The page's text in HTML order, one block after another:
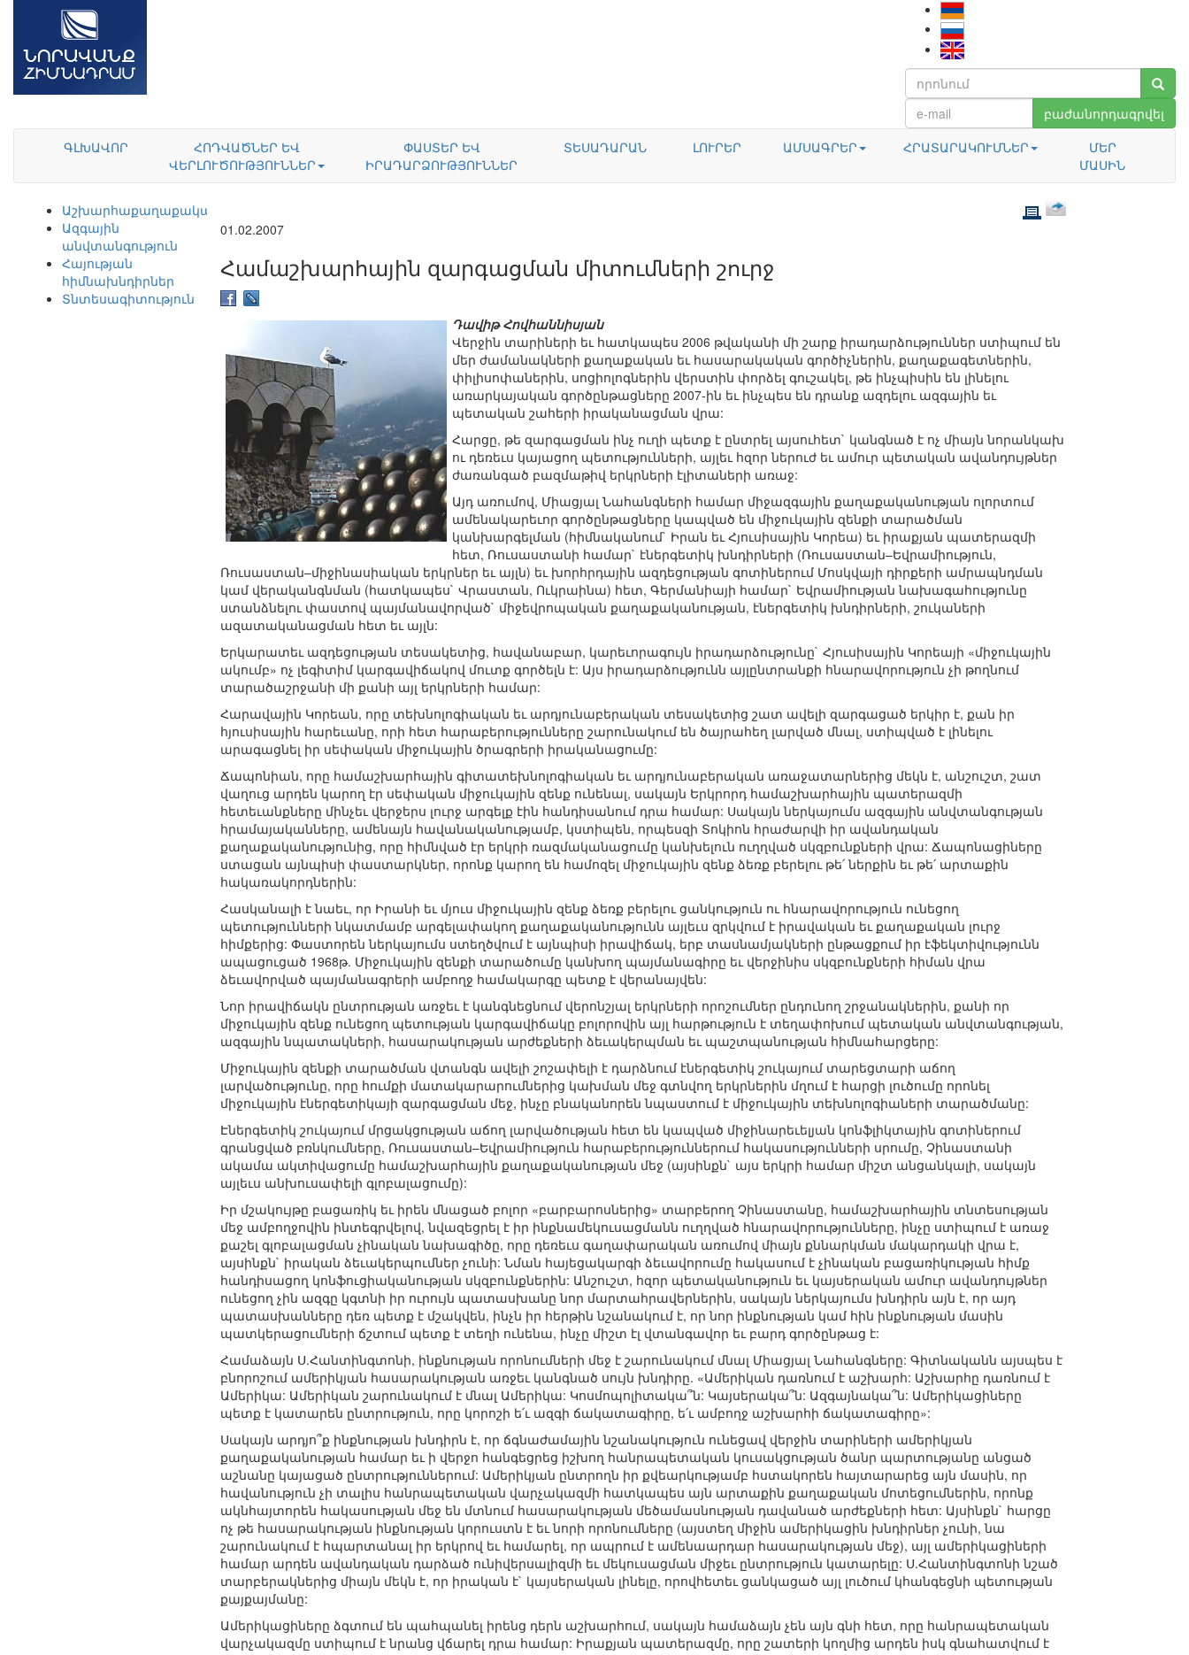
բաժանորդագրվել
ԳԼԽԱՎՈՐ
ՀՈԴՎԱԾՆԵՐ ԵՎ
ՎԵՐԼՈՒԾՈՒԹՅՈՒՆՆԵՐ
ՓԱՍՏԵՐ ԵՎ
ԻՐԱԴԱՐՁՈՒԹՅՈՒՆՆԵՐ
ՏԵՍԱԴԱՐԱՆ ԼՈՒՐԵՐ ԱՄՍԱԳՐԵՐ ՀՐԱՏԱՐԱԿՈՒՄՆԵՐ
ՄԵՐ
ՄԱՍԻՆ
Աշխարհաքաղաքականություն
Ազգային
անվտանգություն
Հայության
հիմնախնդիրներ
Տնտեսագիտություն
01.02.2007
Համաշխարհային զարգացման միտումների շուրջ
Դավիթ Հովհաննիսյան
Վերջին տարիների եւ հատկապես 2006 թվականի մի շարք իրադարձություններ ստիպում են
մեր ժամանակների քաղաքական եւ հասարակական գործիչներին, քաղաքագետներին,
փիլիսոփաներին, սոցիոլոգներին վերստին փորձել գուշակել, թե ինչպիսին են լինելու
առարկայական գործընթացները 2007-ին եւ ինչպես են դրանք ազդելու ազգային եւ
պետական շահերի իրականացման վրա:
Հարցը, թե զարգացման ինչ ուղի պետք է ընտրել այսուհետ` կանգնած է ոչ միայն նորանկախ
ու դեռեւս կայացող պետությունների, այլեւ հզոր ներուժ եւ ամուր պետական ավանդույթներ
ժառանգած բազմաթիվ երկրների էլիտաների առաջ:
Այդ առումով, Միացյալ Նահանգների համար միջազգային քաղաքականության ոլորտում
ամենակարեւոր գործընթացները կապված են միջուկային զենքի տարածման
կանխարգելման (հիմնականում` Իրան եւ Հյուսիսային Կորեա) եւ իրաքյան պատերազմի
հետ, Ռուսաստանի համար` էներգետիկ խնդիրների (Ռուսաստան–Եվրամիություն,
Ռուսաստան–միջինասիական երկրներ եւ այլն) եւ խորհրդային ազդեցության գոտիներում Մոսկվայի դիրքերի ամրապնդման
կամ վերականգնման (հատկապես` Վրաստան, Ուկրաինա) հետ, Գերմանիայի համար` Եվրամիության նախագահությունը
ստանձնելու փաստով պայմանավորված` միջեվրոպական քաղաքականության, էներգետիկ խնդիրների, շուկաների
ազատականացման հետ եւ այլն:
Երկարատեւ ազդեցության տեսակետից, հավանաբար, կարեւորագույն իրադարձությունը` Հյուսիսային Կորեայի «միջուկային
ակումբ» ոչ լեգիտիմ կարգավիճակով մուտք գործելն է: Այս իրադարձությունն այլընտրանքի հնարավորություն չի թողնում
տարածաշրջանի մի քանի այլ երկրների համար:
Հարավային Կորեան, որը տեխնոլոգիական եւ արդյունաբերական տեսակետից շատ ավելի զարգացած երկիր է, քան իր
հյուսիսային հարեւանը, որի հետ հարաբերությունները շարունակում են ծայրահեղ լարված մնալ, ստիպված է լինելու
արագացնել իր սեփական միջուկային ծրագրերի իրականացումը:
Ճապոնիան, որը համաշխարհային գիտատեխնոլոգիական եւ արդյունաբերական առաջատարներից մեկն է, անշուշտ, շատ
վաղուց արդեն կարող էր սեփական միջուկային զենք ունենալ, սակայն Երկրորդ համաշխարհային պատերազմի
հետեւանքները մինչեւ վերջերս լուրջ արգելք էին հանդիսանում դրա համար: Սակայն ներկայումս ազգային անվտանգության
հրամայականները, ամենայն հավանականությամբ, կստիպեն, որպեսզի Տոկիոն հրաժարվի իր ավանդական
քաղաքականությունից, որը հիմնված էր երկրի ռազմականացումը կանխելուն ուղղված սկզբունքների վրա: Ճապոնացիները
ստացան այնպիսի փաստարկներ, որոնք կարող են համոզել միջուկային զենք ձեռք բերելու թե՛ ներքին եւ թե՛ արտաքին
հակառակորդներին:
Հասկանալի է նաեւ, որ Իրանի եւ մյուս միջուկային զենք ձեռք բերելու ցանկություն ու հնարավորություն ունեցող
պետությունների նկատմամբ արգելափակող քաղաքականությունն այլեւս զրկվում է իրավական եւ քաղաքական լուրջ
հիմքերից: Փաստորեն ներկայումս ստեղծվում է այնպիսի իրավիճակ, երբ տասնամյակների ընթացքում իր էֆեկտիվությունն
ապացուցած 1968թ. Միջուկային զենքի տարածումը կանխող պայմանագիրը եւ վերջինիս սկզբունքների հիման վրա
ձեւավորված պայմանագրերի ամբողջ համակարգը պետք է վերանայվեն:
Նոր իրավիճակն ընտրության առջեւ է կանգնեցնում վերոնշյալ երկրների որոշումներ ընդունող շրջանակներին, քանի որ
միջուկային զենք ունեցող պետության կարգավիճակը բոլորովին այլ հարթություն է տեղափոխում պետական անվտանգության,
ազգային նպատակների, հասարակության արժեքների ձեւակերպման եւ պաշտպանության հիմնահարցերը:
Միջուկային զենքի տարածման վտանգն ավելի շոշափելի է դարձնում էներգետիկ շուկայում տարեցտարի աճող
լարվածությունը, որը հումքի մատակարարումներից կախման մեջ գտնվող երկրներին մղում է հարցի լուծումը որոնել
միջուկային էներգետիկայի զարգացման մեջ, ինչը բնականորեն նպաստում է միջուկային տեխնոլոգիաների տարածմանը:
Էներգետիկ շուկայում մրցակցության աճող լարվածության հետ են կապված միջինարեւելյան կոնֆլիկտային գոտիներում
գրանցված բռնկումները, Ռուսաստան–Եվրամիություն հարաբերություններում հակասությունների սրումը, Չինաստանի
ակամա ակտիվացումը համաշխարհային քաղաքականության մեջ (այսինքն` այս երկրի համար միշտ անցանկալի, սակայն
այլեւս անխուսափելի գլոբալացումը):
Իր մշակույթը բացառիկ եւ իրեն մնացած բոլոր «բարբարոսներից» տարբերող Չինաստանը, համաշխարհային տնտեսության
մեջ ամբողջովին ինտեգրվելով, նվազեցրել է իր ինքնամեկուսացմանն ուղղված հնարավորությունները, ինչը ստիպում է առաջ
քաշել գլոբալացման չինական նախագիծը, որը դեռեւս գաղափարական առումով միայն քննարկման մակարդակի վրա է,
այսինքն` իրական ձեւակերպումներ չունի: Նման հայեցակարգի ձեւավորումը հակասում է չինական բացառիկության հիմք
հանդիսացող կոնֆուցիականության սկզբունքներին: Անշուշտ, հզոր պետականություն եւ կայսերական ամուր ավանդույթներ
ունեցող չին ազգը կգտնի իր ուրույն պատասխանը նոր մարտահրավերներին, սակայն ներկայումս խնդիրն այն է, որ այդ
պատասխանները դեռ պետք է մշակվեն, ինչն իր հերթին նշանակում է, որ նոր ինքնության կամ հին ինքնության մասին
պատկերացումների ճշտում պետք է տեղի ունենա, ինչը միշտ էլ վտանգավոր եւ բարդ գործընթաց է:
Համաձայն Ս.Հանտինգտոնի, ինքնության որոնումների մեջ է շարունակում մնալ Միացյալ Նահանգները: Գիտնականն այսպես է
բնորոշում ամերիկյան հասարակության առջեւ կանգնած սույն խնդիրը. «Ամերիկան դառնում է աշխարհ: Աշխարհը դառնում է
Ամերիկա: Ամերիկան շարունակում է մնալ Ամերիկա: Կոսմոպոլիտակա՞ն: Կայսերակա՞ն: Ազգայնակա՞ն: Ամերիկացիները
պետք է կատարեն ընտրություն, որը կորոշի ե՛ւ ազգի ճակատագիրը, ե՛ւ ամբողջ աշխարհի ճակատագիրը»:
Սակայն արդյո՞ք ինքնության խնդիրն է, որ ճգնաժամային նշանակություն ունեցավ վերջին տարիների ամերիկյան
քաղաքականության համար եւ ի վերջո հանգեցրեց իշխող հանրապետական կուսակցության ծանր պարտությանը անցած
աշնանը կայացած ընտրություններում: Ամերիկյան ընտրողն իր քվեարկությամբ հստակորեն հայտարարեց այն մասին, որ
հավանություն չի տալիս հանրապետական վարչակազմի հատկապես այն արտաքին քաղաքական մոտեցումներին, որոնք
ակնհայտորեն հակասության մեջ են մտնում հասարակության մեծամասնության դավանած արժեքների հետ: Այսինքն` հարցը
ոչ թե հասարակության ինքնության կորուստն է եւ նորի որոնումները (այստեղ միջին ամերիկացին խնդիրներ չունի, նա
շարունակում է հպարտանալ իր երկրով եւ համարել, որ ապրում է ամենաարդար հասարակության մեջ), այլ ամերիկացիների
համար արդեն ավանդական դարձած ունիվերսալիզմի եւ մեկուսացման միջեւ ընտրություն կատարելը: Ս.Հանտինգտոնի նշած
տարբերակներից միայն մեկն է, որ իրական է` կայսերական լինելը, որովհետեւ ցանկացած այլ լուծում կհանգեցնի պետության
քայքայմանը:
Ամերիկացիները ձգտում են պահպանել իրենց դերն աշխարհում, սակայն համաձայն չեն այն գնի հետ, որը հանրապետական
վարչակազմը ստիպում է նրանց վճարել դրա համար: Իրաքյան պատերազմը, որը շատերի կողմից արդեն իսկ գնահատվում է